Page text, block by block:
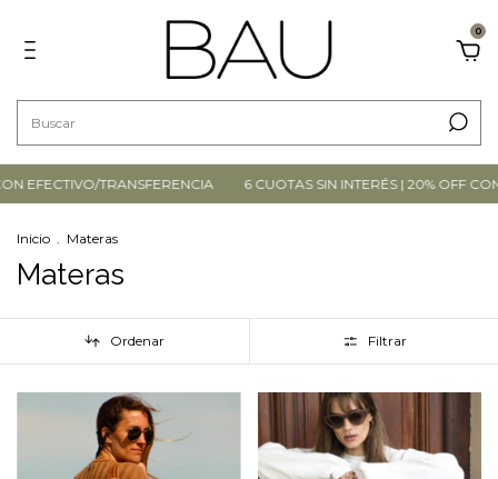
0
TRANSFERENCIA 6 CUOTAS SIN INTERÉS | 20% OFF CON
Inicio . Materas
Materas
Ordenar Filtrar